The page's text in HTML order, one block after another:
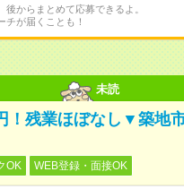
後からまとめて応募できるよ。
チが届くことも！
未読
！残業ほぼなし▼築地
OK WEB登録・面接OK